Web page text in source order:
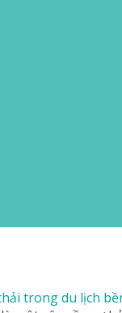
trong du lịch